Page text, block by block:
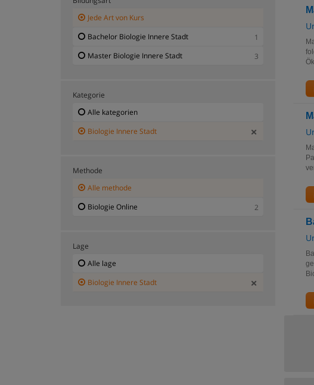
Jede Art von Kurs
Bachelor Biologie Innere Stadt
1
Master Biologie Innere Stadt
3
Kategorie
Alle kategorien
Biologie Innere Stadt
Methode
Alle methode
Biologie Online
2
Lage
Alle lage
Biologie Innere Stadt